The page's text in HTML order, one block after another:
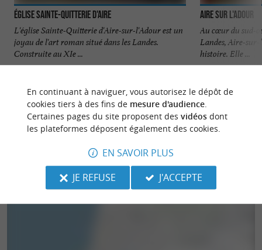
Église Sainte-Quitterie d'Aire
L'église Sainte-Quitterie d'Aire-sur-l'Adour est un
joyau de l'art roman situé dans les Landes.
Construite au XIe ...
Aire sur l'Adour
Au cœur du sud-
Landes, Aire-sur-
histoire. Elle ...
En continuant à naviguer, vous autorisez le dépôt de
cookies tiers à des fins de mesure d'audience.
Certaines pages du site proposent des vidéosdont
les plateformes déposent également des cookies.
EN SAVOIR PLUS
JE REFUSE
J'ACCEPTE